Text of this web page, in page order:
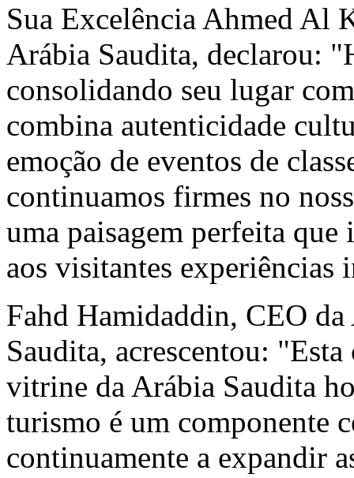
Sua Excelência Ahmed Al
Arábia Saudita, declarou:
consolidando seu lugar
combina autenticidade
emoção de eventos de
continuamos firmes no
uma paisagem perfeita
aos visitantes experiências
Fahd Hamidaddin, CEO
Saudita, acrescentou:
vitrine da Arábia Saudita
turismo é um componente
continuamente a expandir